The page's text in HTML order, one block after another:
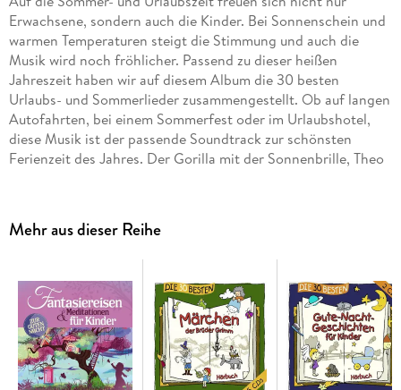
Erwachsene, sondern auch die Kinder. Bei Sonnenschein und
warmen Temperaturen steigt die Stimmung und auch die
Musik wird noch fröhlicher. Passend zu dieser heißen
Jahreszeit haben wir auf diesem Album die 30 besten
Urlaubs- und Sommerlieder zusammengestellt. Ob auf langen
Autofahrten, bei einem Sommerfest oder im Urlaubshotel,
diese Musik ist der passende Soundtrack zur schönsten
Ferienzeit des Jahres. Der Gorilla mit der Sonnenbrille, Theo
Sommerhits, die auf dieser Veröffentlichung zu finden sind.
Dazu kommen einige neue Lieder zum Entdecken. Jede
Menge Abwechslung also und das in bester
Produktionsqualität, wie man sie von Deutschlands
erfolgreichster Kinderliederserie und den Interpreten Simone
Sommerland, Karsten Glück & den Kita-Fröschen gewöhnt
ist. Natürlich enthält das Begleitheft zur CD wieder jede
Menge Liedtexte zum Mitsingen. Mit diesem Album lasen sie
garantiert nicht nur die Sonne, sondern auch die
Mehr aus dieser Reihe